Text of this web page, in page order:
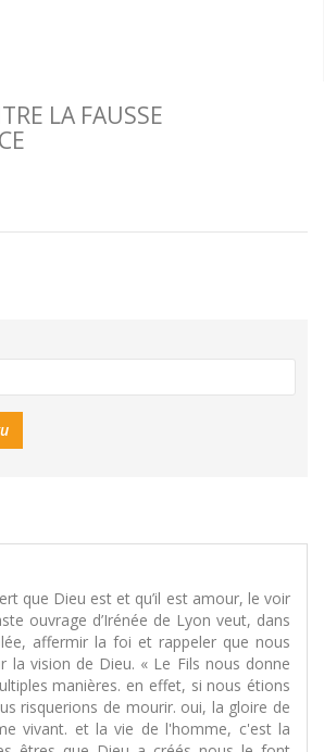
LA FAUSSE
que Dieu est et qu’il est amour, le voir
ouvrage d’Irénée de Lyon veut, dans
affermir la foi et rappeler que nous
la vision de Dieu. « Le Fils nous donne
manières. en effet, si nous étions
risquerions de mourir. oui, la gloire de
vivant. et la vie de l'homme, c'est la